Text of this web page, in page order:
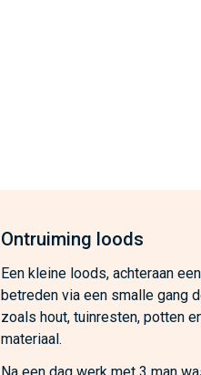
Ontruiming loods
Een kleine loods, achteraan
betreden via een smalle gang
zoals hout, tuinresten, potten
materiaal.